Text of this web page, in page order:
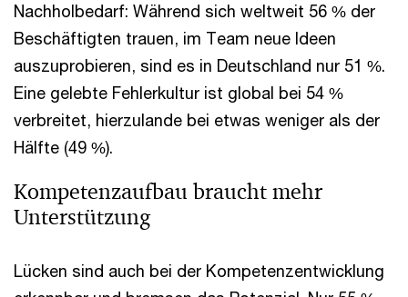
Nachholbedarf: Während sich weltweit 56 % der
Beschäftigten trauen, im Team neue Ideen
auszuprobieren, sind es in Deutschland nur 51 %.
Eine gelebte Fehlerkultur ist global bei 54 %
verbreitet, hierzulande bei etwas weniger als der
Hälfte (49 %).
Kompetenzaufbau braucht mehr
Unterstützung
Lücken sind auch bei der Kompetenzentwicklung